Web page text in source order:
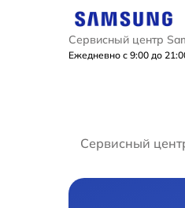
Сервисный центр
Ежедневно с 9:00 до
Сервисный